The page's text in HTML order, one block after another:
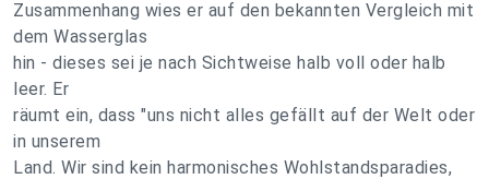
Zusammenhang wies er auf den bekannten Vergleich mit
dem Wasserglas
hin - dieses sei je nach Sichtweise halb voll oder halb
leer. Er
räumt ein, dass "uns nicht alles gefällt auf der Welt oder
in unserem
Land. Wir sind kein harmonisches Wohlstandsparadies,